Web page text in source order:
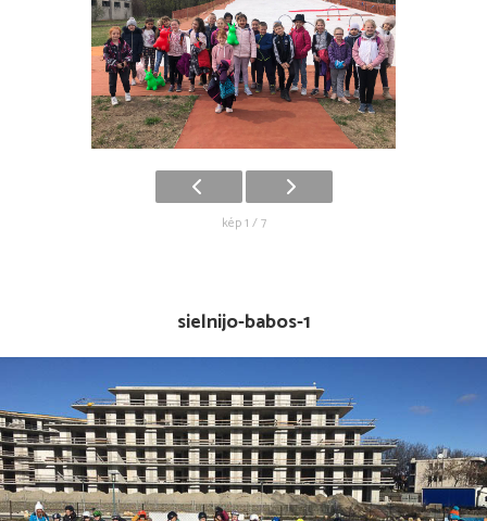
kép 1 / 7
sielnijo-babos-1